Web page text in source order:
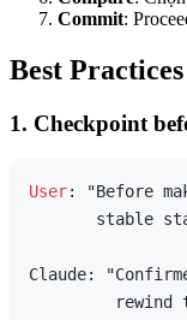
Commit:
Best Practices
1. Checkpoint
User: "Before
stable
Claude:
rewind